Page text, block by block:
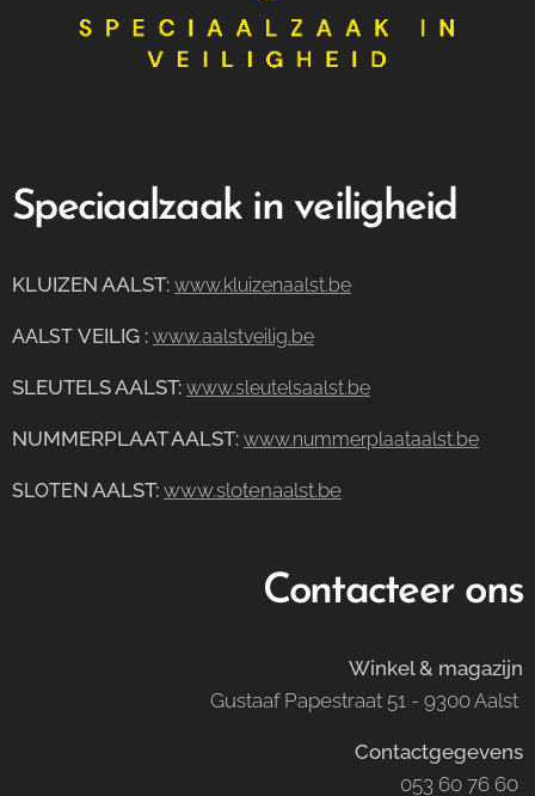
Speciaalzaak in veiligheid
KLUIZEN AALST: www.kluizenaalst.be
AALST VEILIG : www.aalstveilig.be
SLEUTELS AALST: www.sleutelsaalst.be
NUMMERPLAAT AALST: www.nummerplaataalst.be
SLOTEN AALST: www.slotenaalst.be
Contacteer ons
Winkel & magazijn
Gustaaf Papestraat 51 - 9300 Aalst
Contactgegevens
053 60 76 60